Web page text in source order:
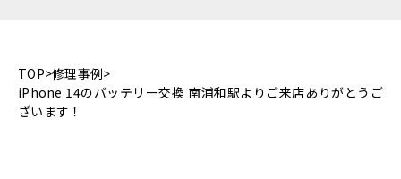
TOP 修理事例
iPhone 14のバッテリー交換 南浦和駅よりご来店ありがとうご
ざいます！